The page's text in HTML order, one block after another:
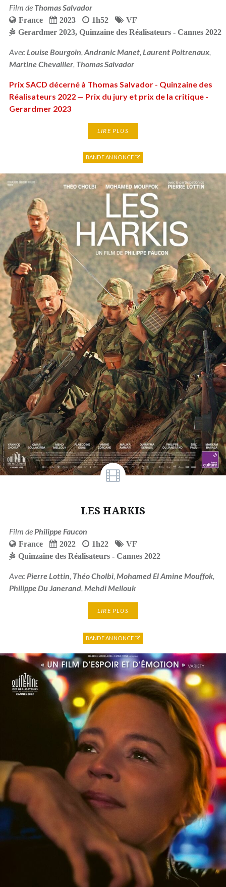
Film de Thomas Salvador
France 2023 1h52
VF
Gerardmer 2023, Quinzaine des Réalisateurs - Cannes 2022
Avec Louise Bourgoin Andranic Manet, Laurent Poitrenaux,
Martine Chevallier, Thomas Salvador
Prix SACD décerné à Thomas Salvador - Quinzaine des
Réalisateurs 2022 — Prix du jury et prix de la critique -
Gerardmer 2023
LIRE PLUS
BANDE ANNONCE
LES HARKIS
Film dePhilippe Faucon
France 2022 1h22
VF
Quinzaine des Réalisateurs - Cannes 2022
AvecPierre Lottin, Théo Cholbi, Mohamed El Amine Mouffok,
Philippe Du Janerand, Mehdi Mellouk
LIRE PLUS
BANDE ANNONCE